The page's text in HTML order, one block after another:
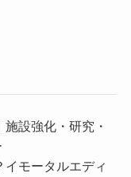
設強化・研究・
モータルエディ